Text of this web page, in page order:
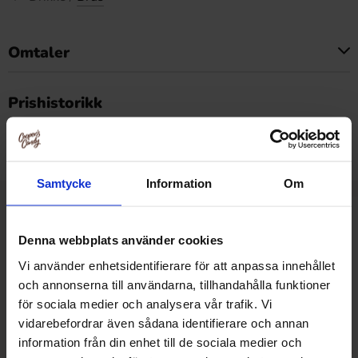
Samtycke Information Om
Denna webbplats använder cookies
Vi använder enhetsidentifierare för att anpassa innehållet
och annonserna till användarna, tillhandahålla funktioner
för sociala medier och analysera vår trafik. Vi
vidarebefordrar även sådana identifierare och annan
information från din enhet till de sociala medier och
Omtaler
Prishistorikk
Laveste pris de siste 30 dagene er 699.90 kr (2026-08-
07)
Relaterte produkter